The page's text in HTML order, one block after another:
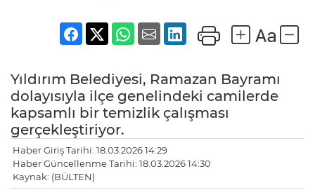
Yıldırım Belediyesi, Ramazan Bayramı
dolayısıyla ilçe genelindeki camilerde
kapsamlı bir temizlik çalışması
gerçekleştiriyor.
Haber Giriş Tarihi: 18.03.2026 14:29
Haber Güncellenme Tarihi: 18.03.2026 14:30
Kaynak: (BÜLTEN)